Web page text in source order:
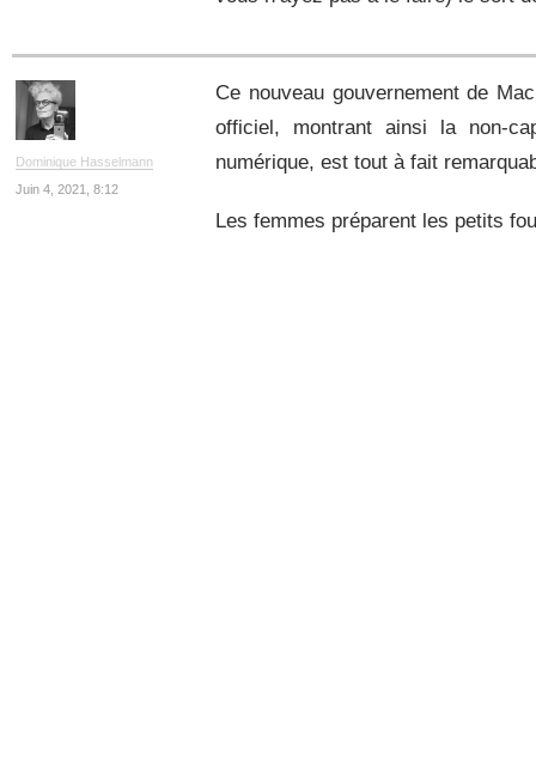
Dominique Hasselmann
Juin 4, 2021, 8:12
Ce nouveau gouvernement de
officiel, montrant ainsi la non-
numérique, est tout à fait
Les femmes préparent les petits